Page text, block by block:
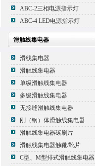
ABC-2三相电源指示灯
ABC-4 LED电源指示灯
滑触线集电器
滑线集电器
滑触线集电器
单级滑触线集电器
多级滑触线集电器
无接缝滑触线集电器
刚（钢）体滑触线集电器
滑触线集电器碳刷片
滑触线集电器触靴/靴片
C型、M型排式滑触线集电器